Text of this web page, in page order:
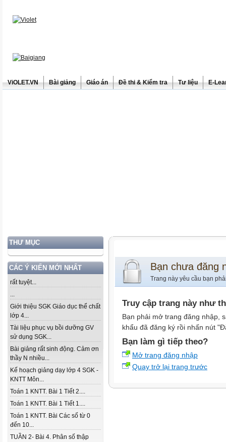
ViOLET.VN Bài giảng Giáo án Đề thi & Kiểm tra Tư liệu E-
THƯ MỤC
CÁC Ý KIẾN MỚI NHẤT
rất tuyệt...
...
Giới thiệu SGK Giáo dục thể chất
lớp 4...
Tài liệu phục vụ bồi dưỡng GV
sử dụng SGK...
Bài giảng rất sinh động. Cảm ơn
thầy N nhiều...
Kế hoạch giảng dạy lớp 4 SGK -
KNTT Môn...
Toán 1 KNTT. Bài 1 Tiết 2....
Toán 1 KNTT. Bài 1 Tiết 1....
Toán 1 KNTT. Bài Các số từ 0
đến 10...
TUẦN 2- Bài 4. Phân số thập
Bạn chưa đăng
Trang này yêu cầu bạn
Truy cập trang này như
Bạn phải mở trang đăng nhập,
khẩu đã đăng ký rồi nhấn nút
Bạn làm gì tiếp theo?
Mở trang đăng nhập
Quay trở lại trang trước